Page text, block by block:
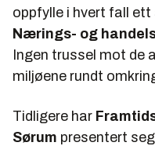
oppfylle i hvert fall
Nærings- og
Ingen trussel mot de
miljøene rundt
Tidligere har
Sørum presentert